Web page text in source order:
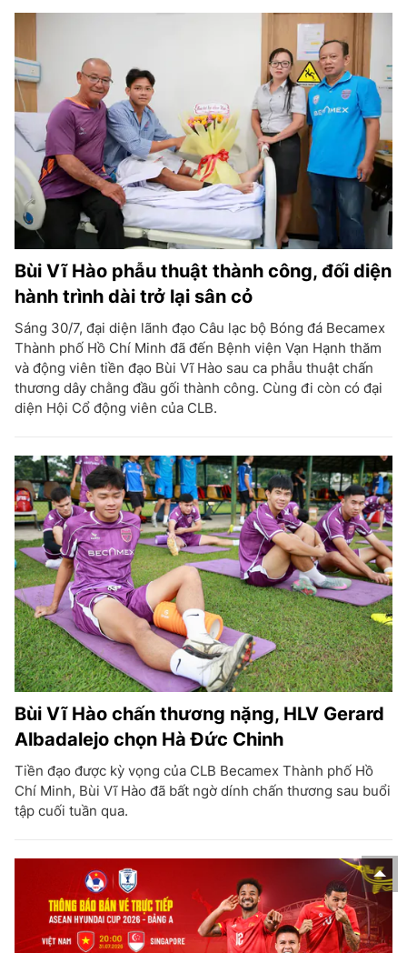
Bùi Vĩ Hào phẫu thuật thành công, đối diện
hành trình dài trở lại sân cỏ
Sáng 30/7, đại diện lãnh đạo Câu lạc bộ Bóng đá Becamex
Thành phố Hồ Chí Minh đã đến Bệnh viện Vạn Hạnh thăm
và động viên tiền đạo Bùi Vĩ Hào sau ca phẫu thuật chấn
thương dây chằng đầu gối thành công. Cùng đi còn có đại
diện Hội Cổ động viên của CLB.
Bùi Vĩ Hào chấn thương nặng, HLV Gerard
Albadalejo chọn Hà Đức Chinh
Tiền đạo được kỳ vọng của CLB Becamex Thành phố Hồ
Chí Minh, Bùi Vĩ Hào đã bất ngờ dính chấn thương sau buổi
tập cuối tuần qua.